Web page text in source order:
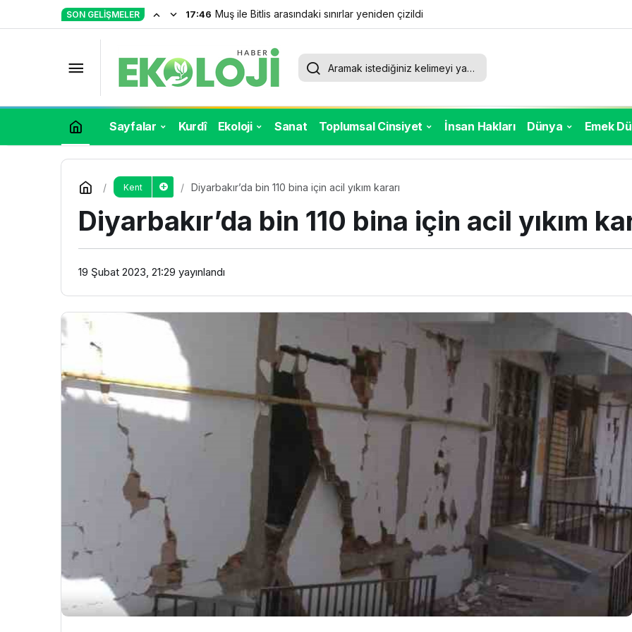
SON GELIŞMELER 17:46 Muş ile Bitlis arasındaki sınırlar yeniden çizildi
Sayfalar Kurdî Ekoloji Sanat Toplumsal Cinsiyet İnsan Hakları Dünya Emek
Kent Diyarbakır’da bin 110 bina için acil yıkım kararı
Diyarbakır’da bin 110 bina için acil yıkım
19 Şubat 2023, 21:29 yayınlandı
Genel
Muş ile Bitlis arasındaki
sınırlar yeniden çizildi
Fay hattı üzerine kurulu köy 10 metre kaydı, geriye üç ev kaldı